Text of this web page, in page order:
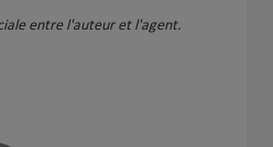
entre l'auteur et l'agent.